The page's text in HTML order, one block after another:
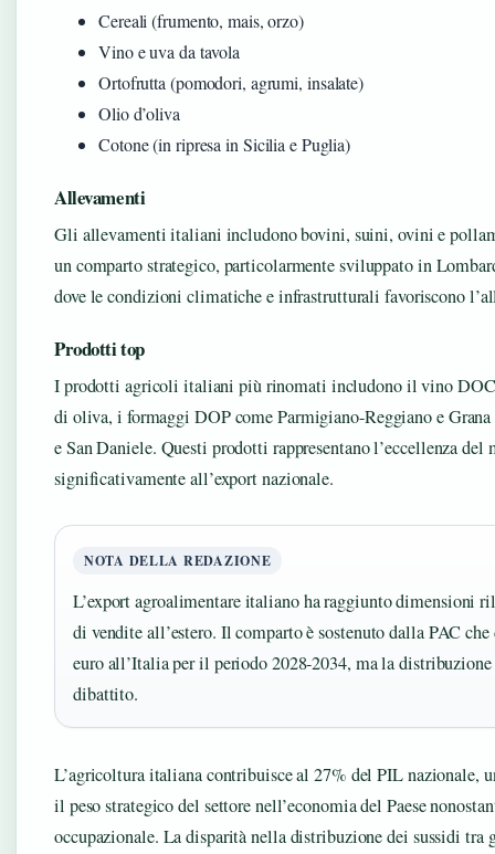
Cereali (frumento, mais, orzo)
Vino e uva da tavola
Ortofrutta (pomodori, agrumi, insalate)
Olio d’oliva
Cotone (in ripresa in Sicilia e Puglia)
Allevamenti
Gli allevamenti italiani includono bovini, suini, ovini e
un comparto strategico, particolarmente sviluppato in
dove le condizioni climatiche e infrastrutturali favoriscono
Prodotti top
I prodotti agricoli italiani più rinomati includono il vino DOC
di oliva, i formaggi DOP come Parmigiano-Reggiano e
e San Daniele. Questi prodotti rappresentano l’eccellenza
significativamente all’export nazionale.
NOTA DELLA REDAZIONE
L’export agroalimentare italiano ha raggiunto dimensioni
di vendite all’estero. Il comparto è sostenuto dalla PAC
euro all’Italia per il periodo 2028-2034, ma la
dibattito.
L’agricoltura italiana contribuisce al 27% del PIL nazionale,
il peso strategico del settore nell’economia del Paese
occupazionale. La disparità nella distribuzione dei sussidi tra